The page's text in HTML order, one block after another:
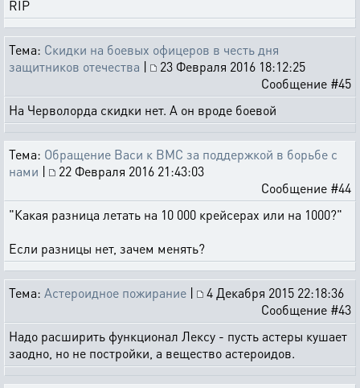
RIP
Тема: Скидки на боевых офицеров в честь дня
защитников отечества |
23 Февраля 2016 18:12:25
Сообщение #45
На Черволорда скидки нет. А он вроде боевой
Тема: Обращение Васи к ВМС за поддержкой в борьбе с
нами |
22 Февраля 2016 21:43:03
Сообщение #44
"Какая разница летать на 10 000 крейсерах или на 1000?"
Если разницы нет, зачем менять?
Тема: Астероидное пожирание |
4 Декабря 2015 22:18:36
Сообщение #43
Надо расширить функционал Лексу - пусть астеры кушает
заодно, но не постройки, а вещество астероидов.